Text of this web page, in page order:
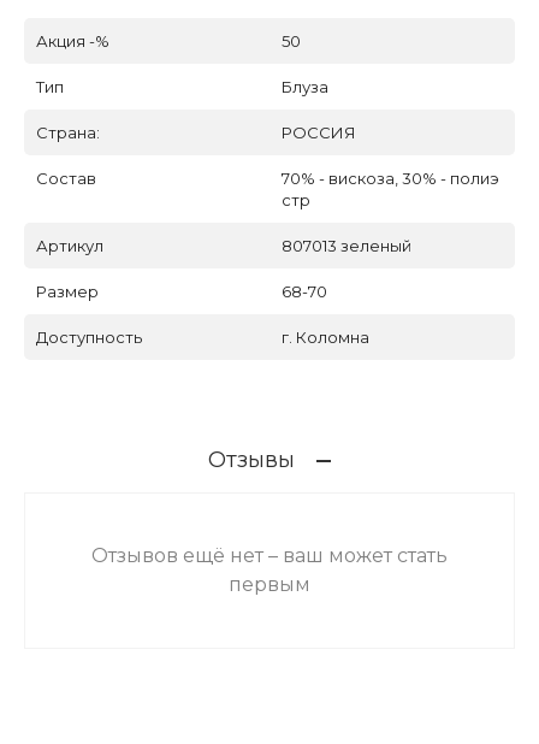
Акция -% 50
Тип Блуза
Страна: РОССИЯ
Состав
70% - вискоза, 30% - полиэ
стр
Артикул 807013 зеленый
Размер 68-70
Доступность г. Коломна
Отзывы
Отзывов ещё нет – ваш может стать
первым